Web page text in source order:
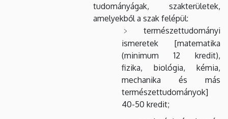
tudományágak, szakterületek,
amelyekből a szak felépül:
természettudományi
ismeretek [matematika
(minimum 12 kredit),
fizika, biológia, kémia,
mechanika és más
természettudományok]
40-50 kredit;